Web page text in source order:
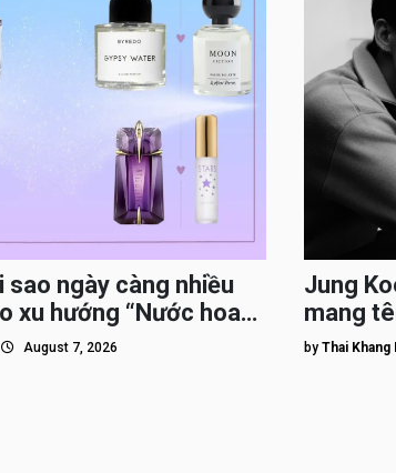
sao ngày càng nhiều
xu hướng “Nước hoa
August 7, 2026
Jung
mang
by Thai Khang